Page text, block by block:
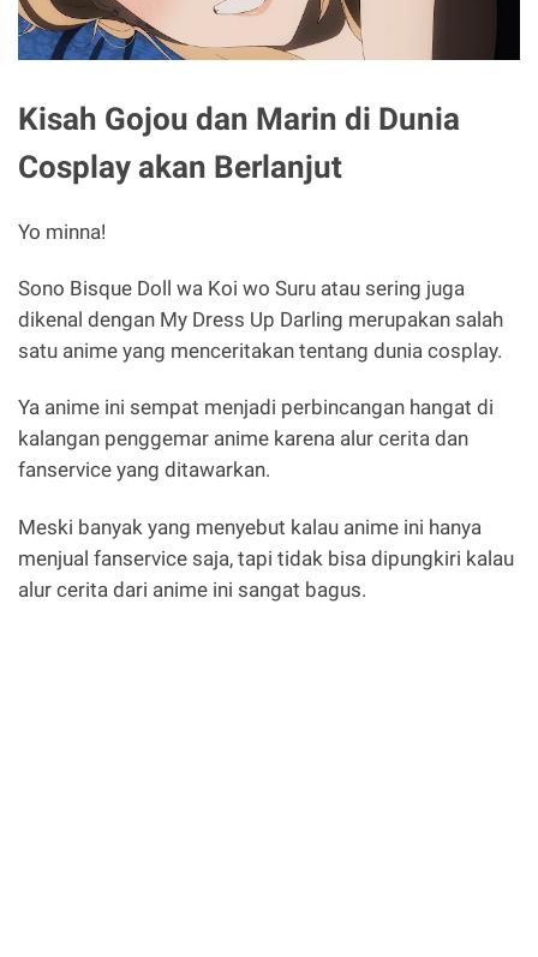
Kisah Gojou dan Marin di Dunia
Cosplay akan Berlanjut
Yo minna!
Sono Bisque Doll wa Koi wo Suru atau sering juga
dikenal dengan My Dress Up Darling merupakan salah
satu anime yang menceritakan tentang dunia cosplay.
Ya anime ini sempat menjadi perbincangan hangat di
kalangan penggemar anime karena alur cerita dan
fanservice yang ditawarkan.
Meski banyak yang menyebut kalau anime ini hanya
menjual fanservice saja, tapi tidak bisa dipungkiri kalau
alur cerita dari anime ini sangat bagus.